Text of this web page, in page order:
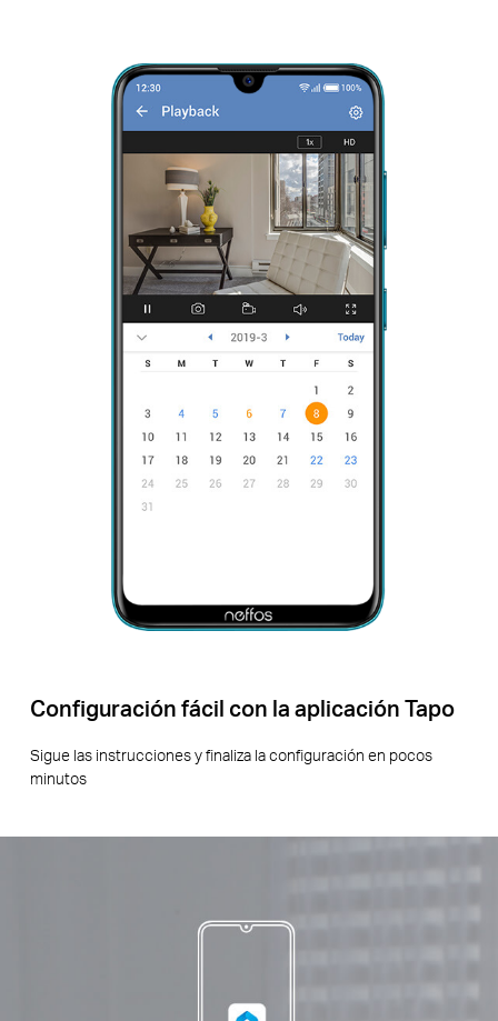
Configuración fácil con la aplicación Tapo
Sigue las instrucciones y finaliza la configuración en pocos
minutos